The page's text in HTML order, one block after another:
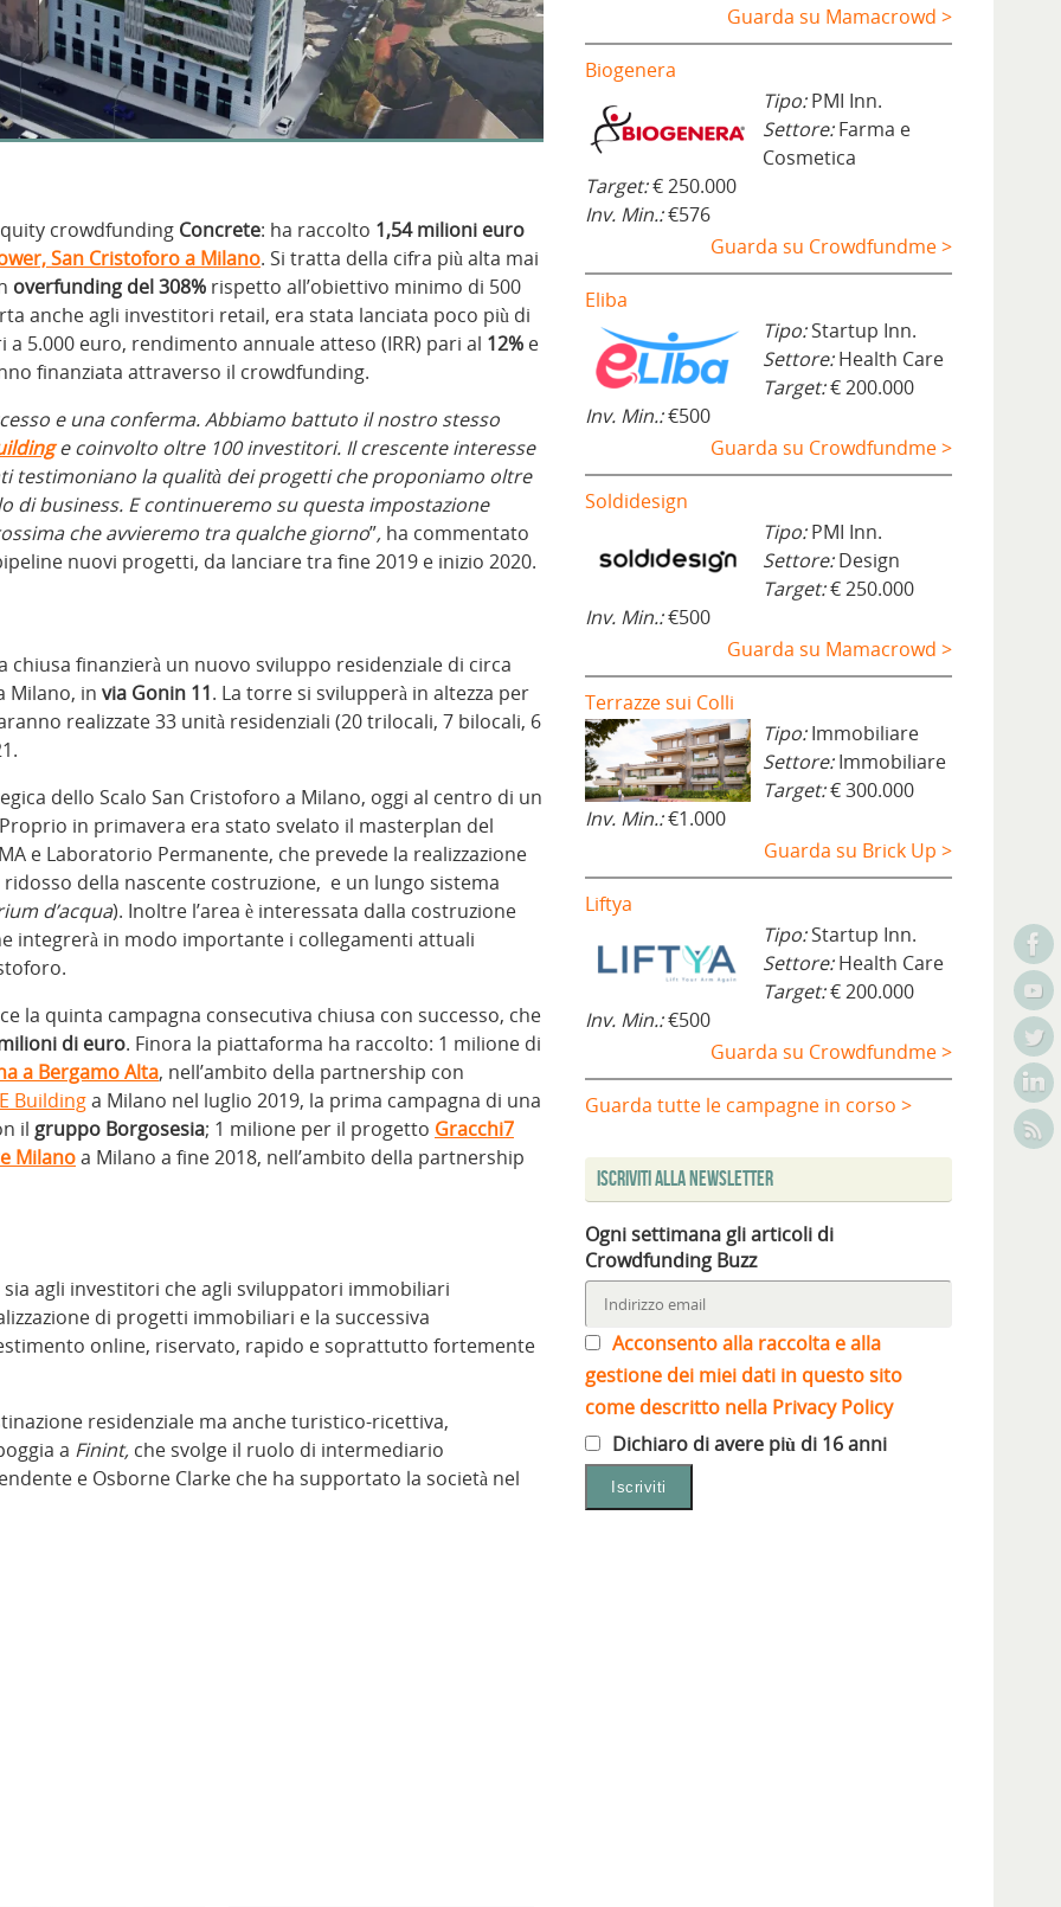
crowdfunding Concrete: ha raccolto 1,54 milioni euro
San Cristoforo a Milano. Si tratta della cifra più alta mai
overfunding del 308% rispetto all’obiettivo minimo di 500
anche agli investitori retail, era stata lanciata poco più di
5.000 euro, rendimento annuale atteso (IRR) pari al 12% e
finanziata attraverso il crowdfunding.
e una conferma. Abbiamo battuto il nostro stesso
e coinvolto oltre 100 investitori. Il crescente interesse
testimoniano la qualità dei progetti che proponiamo oltre
di business. E continueremo su questa impostazione
che avvieremo tra qualche giorno”, ha commentato
nuovi progetti, da lanciare tra fine 2019 e inizio 2020.
finanzierà un nuovo sviluppo residenziale di circa
Milano, in via Gonin 11. La torre si svilupperà in altezza per
realizzate 33 unità residenziali (20 trilocali, 7 bilocali, 6
dello Scalo San Cristoforo a Milano, oggi al centro di un
in primavera era stato svelato il masterplan del
e Laboratorio Permanente, che prevede la realizzazione
della nascente costruzione, e un lungo sistema
d’acqua). Inoltre l’area è interessata dalla costruzione
integrerà in modo importante i collegamenti attuali
la quinta campagna consecutiva chiusa con successo, che
di euro. Finora la piattaforma ha raccolto: 1 milione di
a Bergamo Alta, nell’ambito della partnership con
Buildinga Milano nel luglio 2019, la prima campagna di una
il gruppo Borgosesia; 1 milione per il progetto Gracchi7
Milanoa Milano a fine 2018, nell’ambito della partnership
agli investitori che agli sviluppatori immobiliari
di progetti immobiliari e la successiva
online, riservato, rapido e soprattutto fortemente
residenziale ma anche turistico-ricettiva,
a Finint, che svolge il ruolo di intermediario
e Osborne Clarke che ha supportato la società nel
Guarda su Mamacrowd >
Biogenera
Tipo:PMI Inn.
Settore:Farma e
Cosmetica
Target:€ 250.000
Inv. Min.:€576
Guarda su Crowdfundme >
Eliba
Tipo:Startup Inn.
Settore:Health Care
Target:€ 200.000
Inv. Min.:€500
Guarda su Crowdfundme >
Soldidesign
Tipo:PMI Inn.
Settore:Design
Target:€ 250.000
Inv. Min.:€500
Guarda su Mamacrowd >
Terrazze sui Colli
Tipo:Immobiliare
Settore:Immobiliare
Target:€ 300.000
Inv. Min.:€1.000
Guarda su Brick Up >
Liftya
Tipo:Startup Inn.
Settore:Health Care
Target:€ 200.000
Inv. Min.:€500
Guarda su Crowdfundme >
Guarda tutte le campagne in corso >
Iscriviti alla Newsletter
Ogni settimana gli articoli di
Crowdfunding Buzz
Acconsento alla raccolta e alla
gestione dei miei dati in questo sito
come descritto nella Privacy Policy
Dichiaro di avere più di 16 anni